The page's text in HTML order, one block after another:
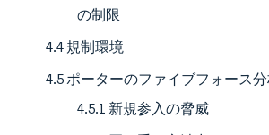
の制限
4.4 規制環境
4.5 ポーターのファイブフォース
4.5.1 新規参入の脅威